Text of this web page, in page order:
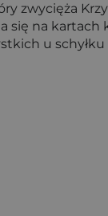
zwycięża
się na
u